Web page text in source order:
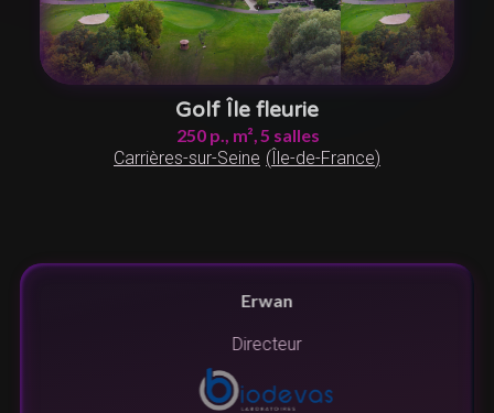
Golf Île fleurie
250 p., m²,5 salles
Carrières-sur-Seine (Île-de-France)
Erwan
Directeur